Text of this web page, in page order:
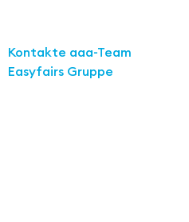
Kontakte aaa-Team
Easyfairs Gruppe